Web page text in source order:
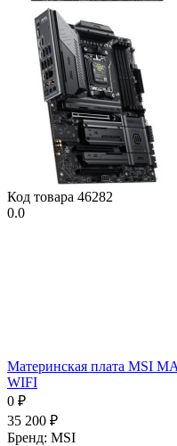
Код товара 46282
0.0
Материнская плата MSI
WIFI
0 ₽
35 200 ₽
Бренд: MSI